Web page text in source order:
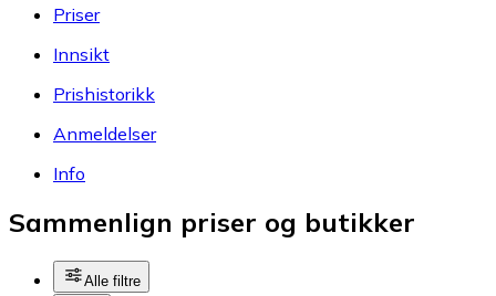
Priser
Innsikt
Prishistorikk
Anmeldelser
Info
Sammenlign priser og butikker
Alle filtre